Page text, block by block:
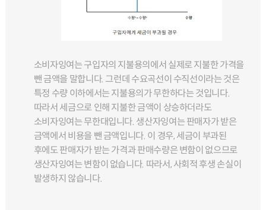
소비자잉여는 구입자의 지불용의에서 실제로 지불한 가격을
뺀 금액을 말합니다. 그런데 수요곡선이 수직선이라는 것은
특정 수량 이하에서는 지불용의가 무한하다는 것입니다.
따라서 세금으로 인해 지불한 금액이 상승하더라도
소비자잉여는 무한대입니다. 생산자잉여는 판매자가 받은
금액에서 비용을 뺀 금액입니다. 이 경우, 세금이 부과된
후에도 판매자가 받는 가격과 판매수량은 변함이 없으므로
생산자잉여는 변함이 없습니다. 따라서, 사회적 후생 손실이
발생하지 않습니다.